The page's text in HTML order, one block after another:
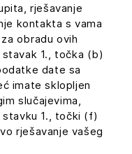
rješavanje
kontakta s vama
obradu ovih
1., točka (b)
date sa
imate sklopljen
slučajevima,
stavku 1., točki (f)
rješavanje vašeg